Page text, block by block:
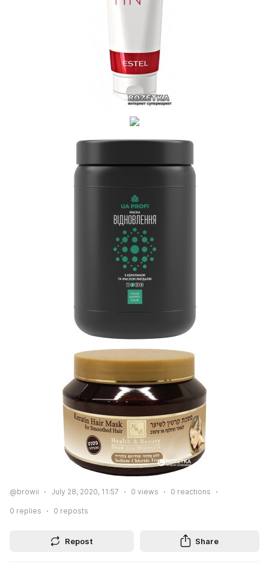
@browii July 28, 2020, 11:57 0 views 0 reactions
0 replies 0 reposts
Repost Share